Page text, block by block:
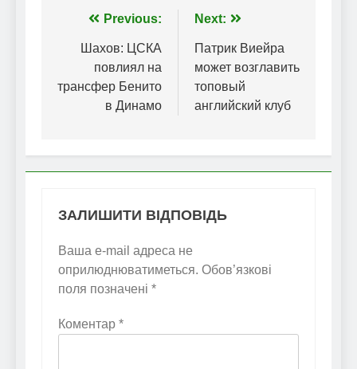
Навігація
записів
Previous:
Шахов: ЦСКА
повлиял на
трансфер Бенито
в Динамо
Next:
Патрик Виейра
может возглавить
топовый
английский клуб
ЗАЛИШИТИ ВІДПОВІДЬ
Ваша e-mail адреса не
оприлюднюватиметься. Обов’язкові
поля позначені *
Коментар *